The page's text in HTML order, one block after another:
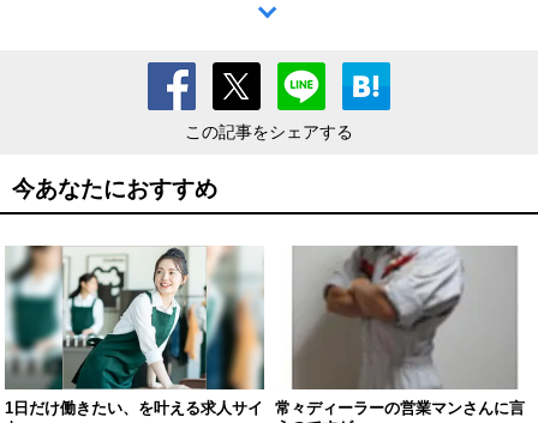
この記事をシェアする
今あなたにおすすめ
1日だけ働きたい、を叶える求人サイ
常々ディーラーの営業マンさんに言